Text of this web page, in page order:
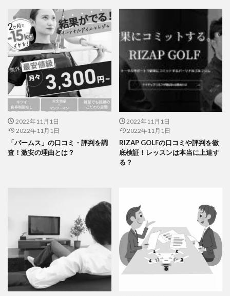
2022年11月1日
2022年11月1日
「パームス」の口コミ・評判を調
査！激安の理由とは？
2022年11月1日
2022年11月1日
RIZAP GOLFの口コミや評判を徹
底検証！レッスンは本当に上達す
る？